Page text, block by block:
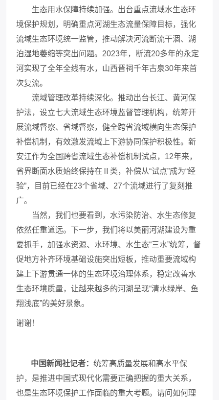
生态用水保障持续加强。出台重点流域水生态环
境保护规划，明确重点河湖生态流量保障目标，强化
流域生态环境统一监管，推动解决河流断流干涸、湖
泊湿地萎缩等突出问题。2023年，断流20多年的永定
河实现了全年全线有水，山西晋祠千年古泉30年来首
次复流。
流域管理改革持续深化。推动出台长江、黄河保
护法，设立七大流域生态环境监督管理机构，统筹开
展流域督察、省域督察，健全跨省流域横向生态保护
补偿机制，有效激发流域上下游协同保护积极性。新
安江作为全国跨省流域生态补偿机制试点，12年来，
省界断面水质始终保持在Ⅱ类，补偿从“试点”成为“经
验”，目前已经在23个省域、27个流域进行了复刻推
广。
当然，我们也要看到，水污染防治、水生态修复
依然任重道远。下一步，我们将以美丽河湖建设为重
要抓手，加强水资源、水环境、水生态“三水”统筹，督
促地方补齐环境基础设施突出短板，推动重要流域构
建上下游贯通一体的生态环境治理体系，稳定改善水
生态环境质量，让越来越多的河湖呈现“清水绿岸、鱼
翔浅底”的美好景象。
谢谢！
中国新闻社记者：统筹高质量发展和高水平保
护，是推进中国式现代化需要正确把握的重大关系，
也是生态环境保护工作面临的重大考题。请问如何理